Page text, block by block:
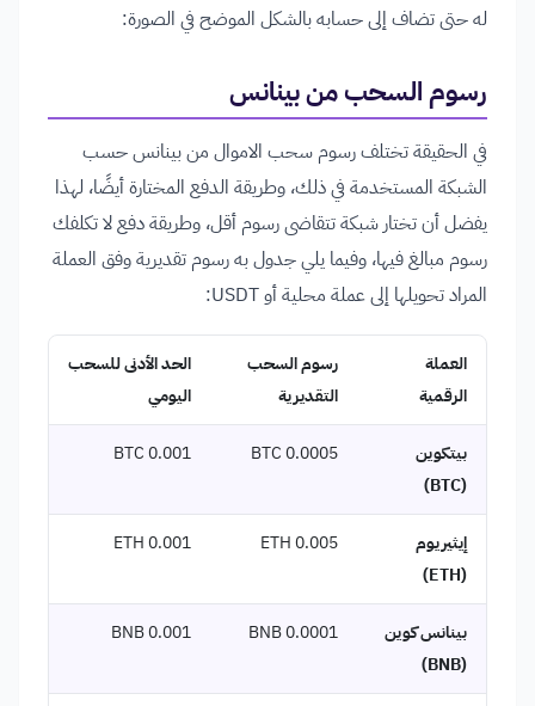
له حتى تضاف إلى حسابه بالشكل الموضح في الصورة:
رسوم السحب من بينانس
في الحقيقة تختلف رسوم سحب الاموال من بينانس حسب
الشبكة المستخدمة في ذلك، وطريقة الدفع المختارة أيضًا، لهذا
يفضل أن تختار شبكة تتقاضى رسوم أقل، وطريقة دفع لا تكلفك
رسوم مبالغ فيها، وفيما يلي جدول به رسوم تقديرية وفق العملة
المراد تحويلها إلى عملة محلية أو USDT:
العملة
الرقمية
رسوم السحب
التقديرية
الحد الأدنى للسحب
اليومي
بيتكوين
(BTC)
BTC 0.0005
BTC 0.001
إيثيريوم
(ETH)
ETH 0.005
ETH 0.001
بينانس كوين
(BNB)
BNB 0.0001
BNB 0.001